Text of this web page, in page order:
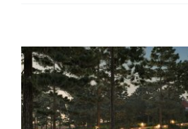
View
Larger
Image